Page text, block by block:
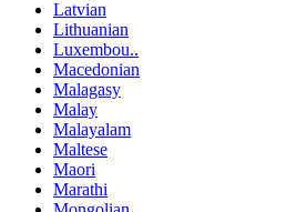
Latvian
Lithuanian
Luxembou..
Macedonian
Malagasy
Malay
Malayalam
Maltese
Maori
Marathi